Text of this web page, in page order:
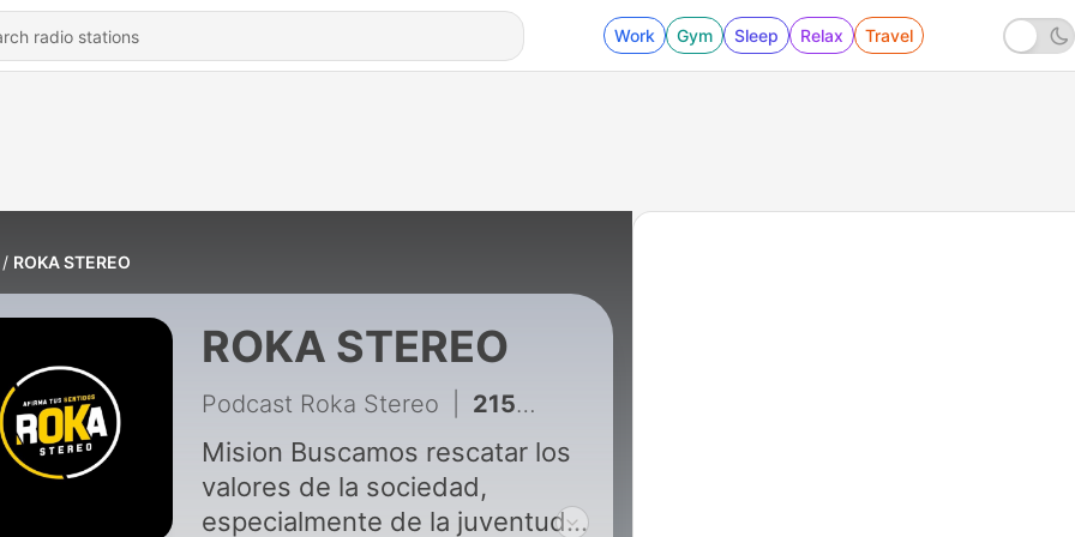
Work Gym Sleep Relax Travel
ROKA STEREO
ROKA STEREO
Podcast Roka Stereo 2154 - A SOLAS CON DIOS 1 DE AGOSTO
Mision Buscamos rescatar los
valores de la sociedad,
especialmente de la juventud